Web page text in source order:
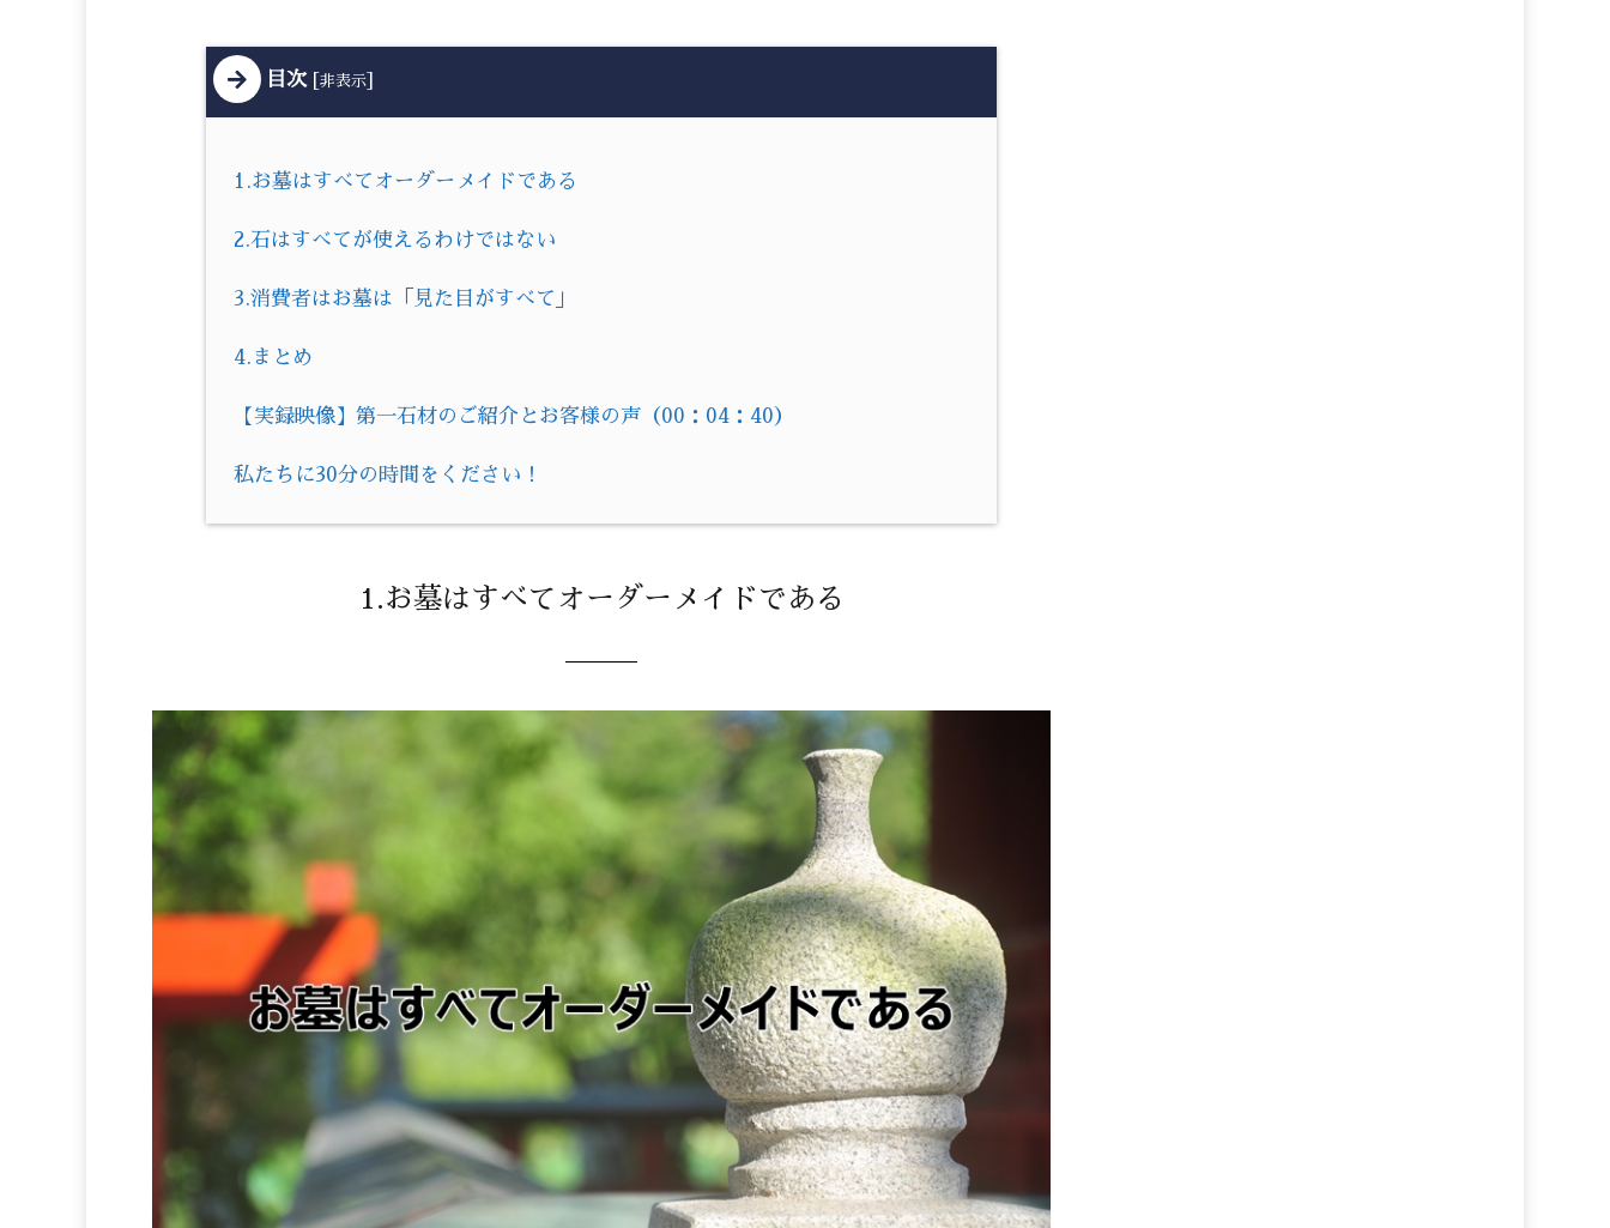
目次 非表示
1.お墓はすべてオーダーメイドである
2.石はすべてが使えるわけではない
3.消費者はお墓は「見た目がすべて」
4.まとめ
【実録映像】第一石材のご紹介とお客様の声（00：04：40）
私たちに30分の時間をください！
1.お墓はすべてオーダーメイドである